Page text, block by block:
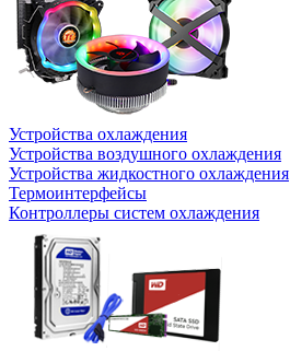
Устройства охлаждения
Устройства воздушного охлаждения
Устройства жидкостного охлаждения
Термоинтерфейсы
Контроллеры систем охлаждения